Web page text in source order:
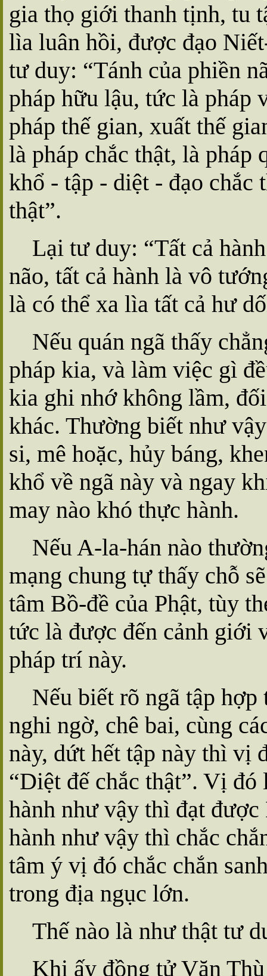
gia thọ giới thanh tịnh, tu
lìa luân hồi, được đạo
tư duy: “Tánh của phiền
pháp hữu lậu, tức là pháp
pháp thế gian, xuất thế
là pháp chắc thật, là pháp
khổ - tập - diệt - đạo chắc
thật”.
Lại tư duy: “Tất cả
não, tất cả hành là vô
là có thể xa lìa tất cả hư
Nếu quán ngã thấy
pháp kia, và làm việc gì
kia ghi nhớ không lầm,
khác. Thường biết như
si, mê hoặc, hủy báng,
khổ về ngã này và ngay
may nào khó thực hành.
Nếu A-la-hán nào
mạng chung tự thấy chỗ
tâm Bồ-đề của Phật, tùy
tức là được đến cảnh giới
pháp trí này.
Nếu biết rõ ngã tập
nghi ngờ, chê bai, cùng
này, dứt hết tập này thì vị
“Diệt đế chắc thật”. Vị
hành như vậy thì đạt
hành như vậy thì chắc
tâm ý vị đó chắc chắn
trong địa ngục lớn.
Thế nào là như thật tư
Khi ấy đồng tử Văn